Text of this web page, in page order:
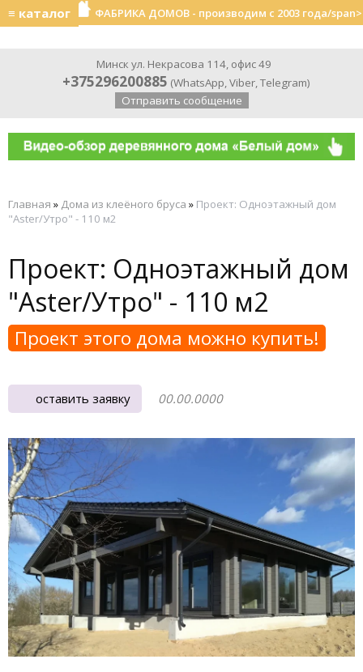
≡ каталог ФАБРИКА ДОМОВ - производим с 2003 года/span>
Минск ул. Некрасова 114, офис 49
+375296200885 (WhatsApp,Viber,Telegram)
Отправить сообщение
Главная » Дома из клеёного бруса » Проект: Одноэтажный дом
"Aster/Утро" - 110 м2
Проект: Одноэтажный дом
"Aster/Утро" - 110 м2
Проект этого дома можно купить!
оставить заявку 00.00.0000